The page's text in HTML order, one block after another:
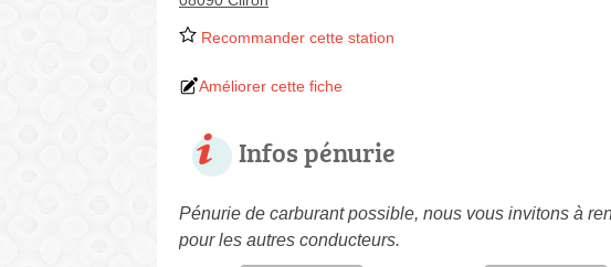
Recommander cette station
Améliorer cette fiche
Infos pénurie
Pénurie de carburant possible, nous vous invitons à
pour les autres conducteurs.